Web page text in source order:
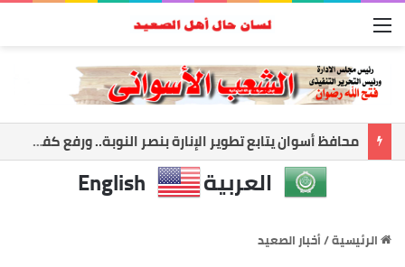
القائمة
أسوان تعزز الشراكة الأمنية.. المحافظ ومدير الأمن يبحثان ملفات الأمن والتنميه
العربية English
الرئيسية/أخبار الصعيد